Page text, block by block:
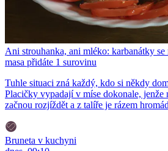
Ani strouhanka, ani mléko: karbanátky
masa přidáte 1 surovinu
Tuhle situaci zná každý, kdo si někdy
Placičky vypadají v míse dokonale, jenže
začnou rozjíždět a z talíře je rázem
Bruneta v kuchyni